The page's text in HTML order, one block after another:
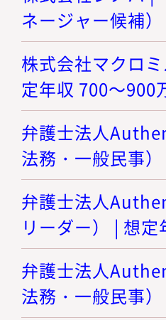
ネージャー候補
株式会社マクロ
定年収 700～900
弁護士法人
法務・一般民事
弁護士法人
リーダー） | 想
弁護士法人
法務・一般民事